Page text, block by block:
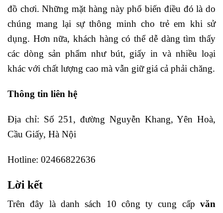
đồ chơi. Những mặt hàng này phổ biến điều đó là do
chúng mang lại sự thông minh cho trẻ em khi sử
dụng. Hơn nữa, khách hàng có thể dễ dàng tìm thấy
các dòng sản phẩm như bút, giấy in và nhiều loại
khác với chất lượng cao mà vẫn giữ giá cả phải chăng.
Thông tin liên hệ
Địa chỉ: Số 251, đường Nguyễn Khang, Yên Hoà,
Cầu Giấy, Hà Nội
Hotline: 02466822636
Lời kết
Trên đây là danh sách 10 công ty cung cấp văn